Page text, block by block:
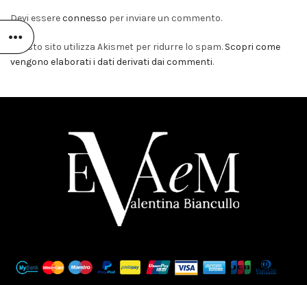
Devi essereconnesso per inviare un commento.
Questo sito utilizza Akismet per ridurre lo spam. Scopri come
vengono elaborati i dati derivati dai commenti.